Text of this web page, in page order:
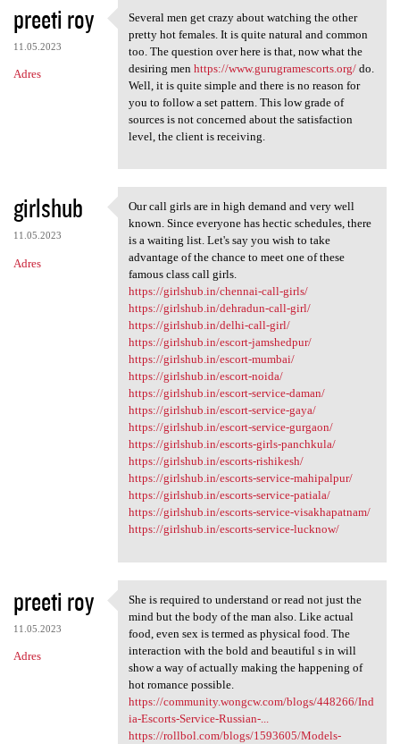
preeti roy
11.05.2023
Adres
Several men get crazy about
Several men get crazy about watching the other
pretty hot females. It is quite natural and common
too. The question over here is that, now what the
desiring men https://www.gurugramescorts.org/do.
Well, it is quite simple and there is no reason for
you to follow a set pattern. This low grade of
sources is not concerned about the satisfaction
level, the client is receiving.
girlshub
11.05.2023
Adres
Our call girls are in high
Our call girls are in high demand and very well
known. Since everyone has hectic schedules, there
is a waiting list. Let's say you wish to take
advantage of the chance to meet one of these
famous class call girls.
https://girlshub.in/chennai-call-girls/
https://girlshub.in/dehradun-call-girl/
https://girlshub.in/delhi-call-girl/
https://girlshub.in/escort-jamshedpur/
https://girlshub.in/escort-mumbai/
https://girlshub.in/escort-noida/
https://girlshub.in/escort-service-daman/
https://girlshub.in/escort-service-gaya/
https://girlshub.in/escort-service-gurgaon/
https://girlshub.in/escorts-girls-panchkula/
https://girlshub.in/escorts-rishikesh/
https://girlshub.in/escorts-service-mahipalpur/
https://girlshub.in/escorts-service-patiala/
https://girlshub.in/escorts-service-visakhapatnam/
https://girlshub.in/escorts-service-lucknow/
preeti roy
11.05.2023
Adres
She is required to understand
She is required to understand or read not just the
mind but the body of the man also. Like actual
food, even sex is termed as physical food. The
interaction with the bold and beautiful s in will
show a way of actually making the happening of
hot romance possible.
https://community.wongcw.com/blogs/448266/Ind
ia-Escorts-Service-Russian-...
https://rollbol.com/blogs/1593605/Models-